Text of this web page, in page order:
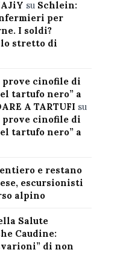
su Schlein:
per
I soldi?
stretto di
prove cinofile di
tartufo nero” a
A TARTUFI su
prove cinofile di
tartufo nero” a
e restano
escursionisti
alpino
Salute
Caudine:
di non